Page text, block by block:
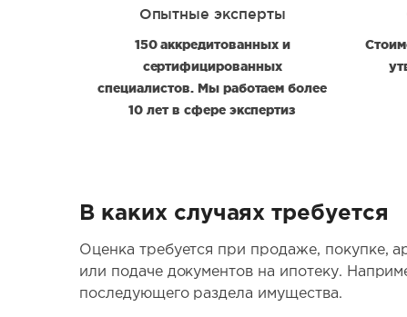
Опытные эксперты
150 аккредитованных и
сертифицированных
специалистов. Мы работаем более
10 лет в сфере экспертиз
В каких случаях требуется
Оценка требуется при продаже, покупке,
или подаче документов на ипотеку.
последующего раздела имущества.